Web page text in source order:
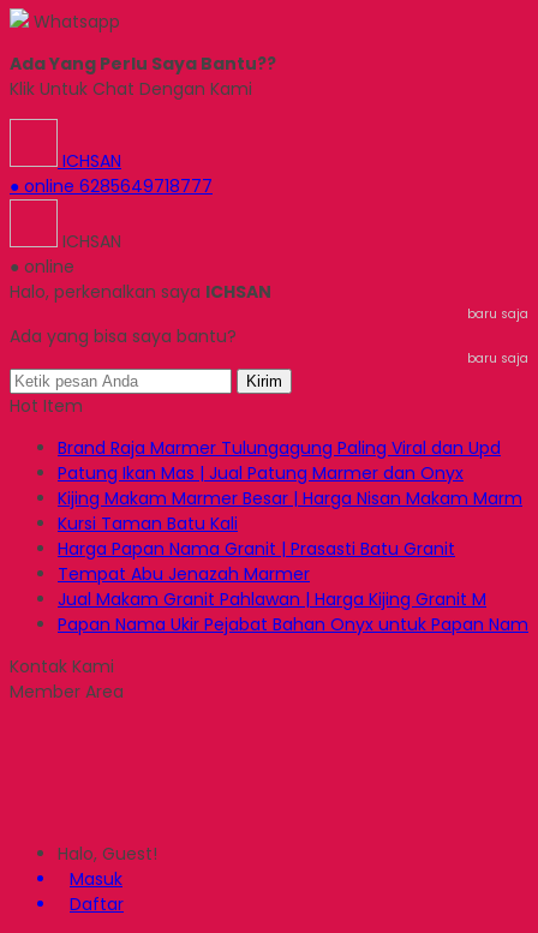
Whatsapp
Ada Yang Perlu Saya Bantu??
Klik Untuk Chat Dengan Kami
ICHSAN
● online 6285649718777
ICHSAN
● online
Halo, perkenalkan saya ICHSAN
baru saja
Ada yang bisa saya bantu?
baru saja
Kirim
Hot Item
Brand Raja Marmer Tulungagung Paling Viral dan Upd
Patung Ikan Mas | Jual Patung Marmer dan Onyx
Kijing Makam Marmer Besar | Harga Nisan Makam Marm
Kursi Taman Batu Kali
Harga Papan Nama Granit | Prasasti Batu Granit
Tempat Abu Jenazah Marmer
Jual Makam Granit Pahlawan | Harga Kijing Granit M
Papan Nama Ukir Pejabat Bahan Onyx untuk Papan Nam
Kontak Kami
Member Area
Halo, Guest!
Masuk
Daftar